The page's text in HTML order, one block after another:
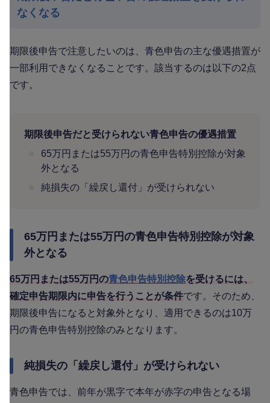
なくなる
期限後申告で注意したいのは、青色申告の主な優遇措置が
一部利用できなくなることです。該当するのは以下の2点
です。
期限後申告だと受けられない青色申告の優遇措置
65万円または55万円の青色申告特別控除が対象
外となる
純損失の「繰戻し還付」が受けられない
65万円または55万円の青色申告特別控除が対象
外となる
65万円または55万円の青色申告特別控除を受けるには、
確定申告期限内に申告を行うことが条件です。そのため、
期限後申告になると対象外となり、適用できるのは10万
円の青色申告特別控除のみとなります。
純損失の「繰戻し還付」が受けられない
青色申告では、前年が黒字で本年が赤字の申告となる場